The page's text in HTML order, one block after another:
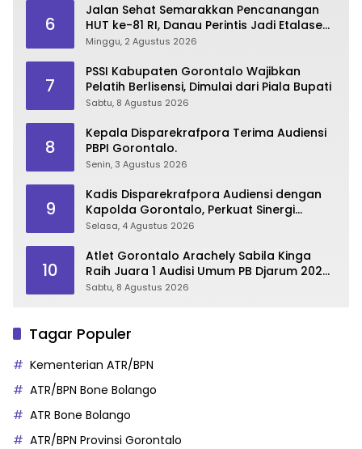
6
Jalan Sehat Semarakkan Pencanangan
HUT ke-81 RI, Danau Perintis Jadi Etalase
Wisata Gorontalo
Minggu, 2 Agustus 2026
7
PSSI Kabupaten Gorontalo Wajibkan
Pelatih Berlisensi, Dimulai dari Piala Bupati
Sabtu, 8 Agustus 2026
8
Kepala Disparekrafpora Terima Audiensi
PBPI Gorontalo.
Senin, 3 Agustus 2026
9
Kadis Disparekrafpora Audiensi dengan
Kapolda Gorontalo, Perkuat Sinergi
Sukseskan Gorontalo Karnaval Karawo
Selasa, 4 Agustus 2026
10
Atlet Gorontalo Arachely Sabila Kinga
Raih Juara 1 Audisi Umum PB Djarum 2026
di Makassar
Sabtu, 8 Agustus 2026
Tagar Populer
Kementerian ATR/BPN
ATR/BPN Bone Bolango
ATR Bone Bolango
ATR/BPN Provinsi Gorontalo